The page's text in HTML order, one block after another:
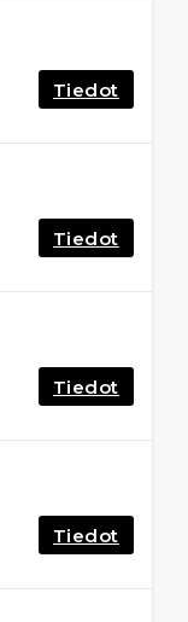
Tiedot
Tiedot
Tiedot
Tiedot